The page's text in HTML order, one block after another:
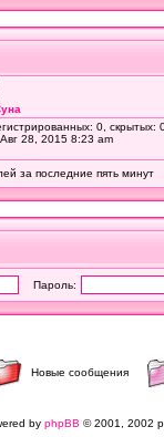
0,
28, 2015 8:23 am
за последние пять минут
Пароль:
Новые сообщения
by phpBB © 2001, 2002